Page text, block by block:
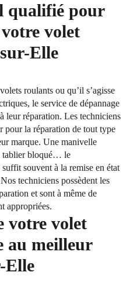
qualifié pour
volet
Elle
roulants ou qu’il s’agisse
le service de dépannage
leur réparation. Les techniciens
pour la réparation de tout type
marque. Une manivelle
tablier bloqué… le
souvent à la remise en état
techniciens possèdent les
et sont à même de
appropriées.
votre volet
au meilleur
Elle